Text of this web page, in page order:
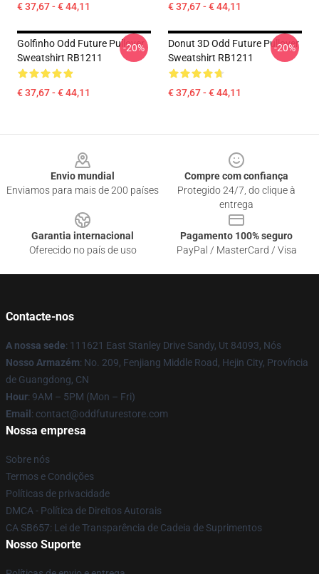
€ 37,67 - € 44,11 € 37,67 - € 44,11
Golfinho Odd Future Pullover
Sweatshirt RB1211
€ 37,67 - € 44,11
-20%
Donut 3D Odd Future Pullover
Sweatshirt RB1211
€ 37,67 - € 44,11
-20%
Envio mundial
Enviamos para mais de 200 países
Compre com confiança
Protegido 24/7, do clique à
entrega
Garantia internacional
Oferecido no país de uso
Pagamento 100% seguro
PayPal / MasterCard / Visa
Contacte-nos
A nossa sede: 111621 East Stanley Drive Sandy, Ut 84093, Nós
Nosso Armazém: No. 209, Fenjiang Middle Road, Hejin City, Província
de Guangdong, CN
Hour: 9AM – 5PM (Mon – Fri)
Email : contact@oddfuturestore.com
Nossa empresa
Sobre nós
Termos e Condições
Políticas de privacidade
DMCA - Política de Direitos Autorais
CA SB657: Lei de Transparência de Cadeia de Suprimentos
Nosso Suporte